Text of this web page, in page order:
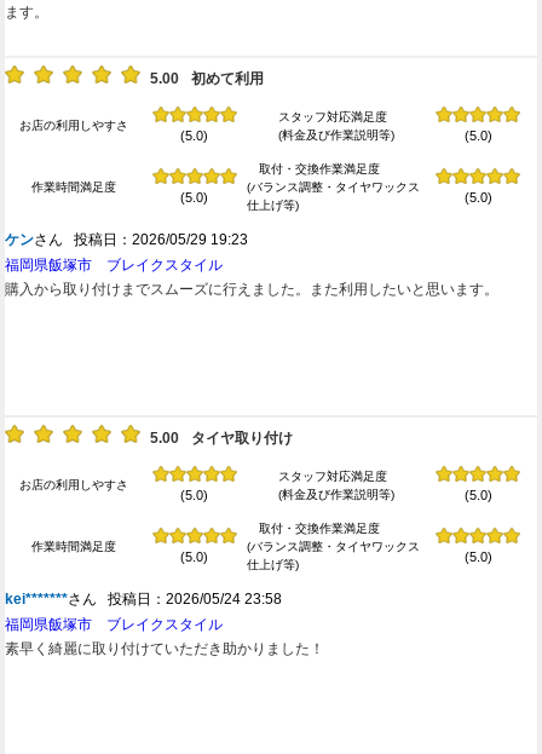
ます。
5.00 初めて利用
お店の利用しやすさ
(5.0)
スタッフ対応満足度
(料金及び作業説明等)
(5.0)
作業時間満足度
(5.0)
取付・交換作業満足度
(バランス調整・タイヤワックス
仕上げ等)
(5.0)
ケンさん 投稿日：2026/05/29 19:23
福岡県飯塚市 ブレイクスタイル
購入から取り付けまでスムーズに行えました。また利用したいと思います。
5.00 タイヤ取り付け
お店の利用しやすさ
(5.0)
スタッフ対応満足度
(料金及び作業説明等)
(5.0)
作業時間満足度
(5.0)
取付・交換作業満足度
(バランス調整・タイヤワックス
仕上げ等)
(5.0)
kei*******さん 投稿日：2026/05/24 23:58
福岡県飯塚市 ブレイクスタイル
素早く綺麗に取り付けていただき助かりました！